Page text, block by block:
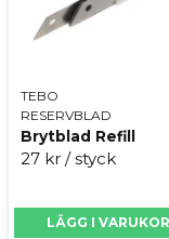
TEBO
RESERVBLAD
Brytblad Refill
27 kr / styck
LÄGG I